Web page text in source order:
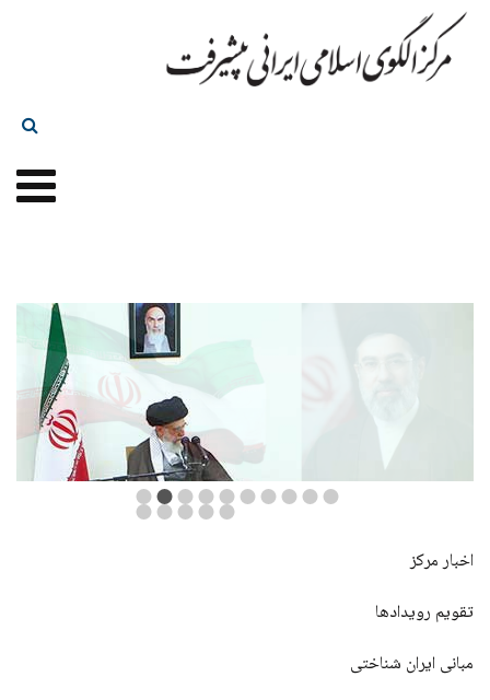
اخبار مرکز
تقویم رویدادها
مبانی ایران شناختی